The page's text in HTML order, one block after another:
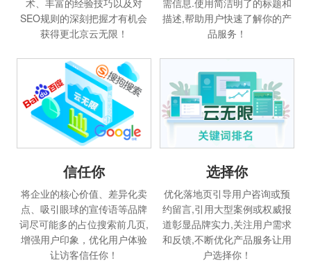
术、丰富的经验技巧以及对
SEO规则的深刻把握才有机会
获得更北京云无限！
需信息.使用简洁明了的标题和
描述,帮助用户快速了解你的产
品服务！
信任你
将企业的核心价值、差异化卖
点、吸引眼球的宣传语等品牌
词尽可能多的占位搜索前几页,
增强用户印象，优化用户体验
让访客信任你！
选择你
优化落地页引导用户咨询或预
约留言,引用大型案例或权威报
道彰显品牌实力,关注用户需求
和反馈,不断优化产品服务让用
户选择你！